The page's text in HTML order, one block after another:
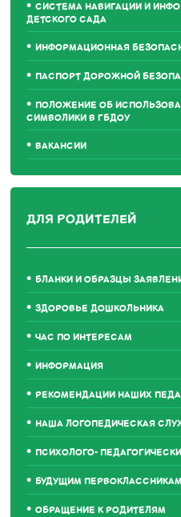
СИСТЕМА НАВИГАЦИИ И
ДЕТСКОГО САДА
ИНФОРМАЦИОННАЯ
ПАСПОРТ ДОРОЖНОЙ
ПОЛОЖЕНИЕ ОБ
СИМВОЛИКИ В ГБДОУ
ВАКАНСИИ
ДЛЯ РОДИТЕЛЕЙ
БЛАНКИ И ОБРАЗЦЫ
ЗДОРОВЬЕ ДОШКОЛЬНИКА
ЧАС ПО ИНТЕРЕСАМ
ИНФОРМАЦИЯ
РЕКОМЕНДАЦИИ НАШИХ
НАША ЛОГОПЕДИЧЕСКАЯ
ПСИХОЛОГО-
БУДУЩИМ ПЕРВОКЛАССНИКАМ
ОБРАЩЕНИЕ К РОДИТЕЛЯМ